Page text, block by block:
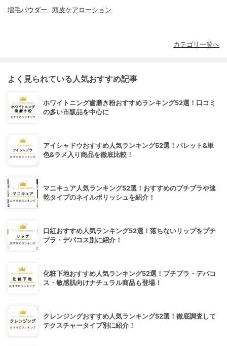
増毛パウダー 頭皮ケアローション
カテゴリ一覧へ
よく見られている人気おすすめ記事
ホワイトニング歯磨き粉おすすめランキング52選！口コミ
の多い市販品を中心に
アイシャドウおすすめ人気ランキング52選！パレット&単
色&ラメ入り商品を徹底比較！
マニキュア人気ランキング52選！おすすめのプチプラや速
乾タイプのネイルポリッシュを紹介！
口紅おすすめ人気ランキング52選！落ちないリップをプチ
プラ・デパコス別に紹介！
化粧下地おすすめ人気ランキング52選！プチプラ・デパコ
ス・敏感肌向けナチュラル商品も登場！
クレンジングおすすめ人気ランキング52選！徹底調査して
テクスチャータイプ別に紹介！